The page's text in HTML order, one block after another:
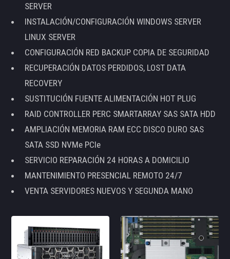
SERVER
INSTALACIÓN/CONFIGURACIÓN WINDOWS SERVER
LINUX SERVER
CONFIGURACIÓN RED BACKUP COPIA DE SEGURIDAD
RECUPERACIÓN DATOS PERDIDOS, LOST DATA
RECOVERY
SUSTITUCIÓN FUENTE ALIMENTACIÓN HOT PLUG
RAID CONTROLLER PERC SMARTARRAY SAS SATA HDD
AMPLIACIÓN MEMORIA RAM ECC DISCO DURO SAS
SATA SSD NVMe PCIe
SERVICIO REPARACIÓN 24 HORAS A DOMICILIO
MANTENIMIENTO PRESENCIAL REMOTO 24/7
VENTA SERVIDORES NUEVOS Y SEGUNDA MANO